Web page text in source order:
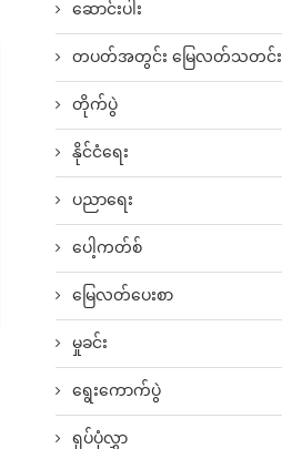
ဆောင်းပါး
တပတ်အတွင်း မြေလတ်သတင်း
တိုက်ပွဲ
နိုင်ငံရေး
ပညာရေး
ပေါ့ကတ်စ်
မြေလတ်ပေးစာ
မှုခင်း
ရွေးကောက်ပွဲ
ရုပ်ပုံလွှာ